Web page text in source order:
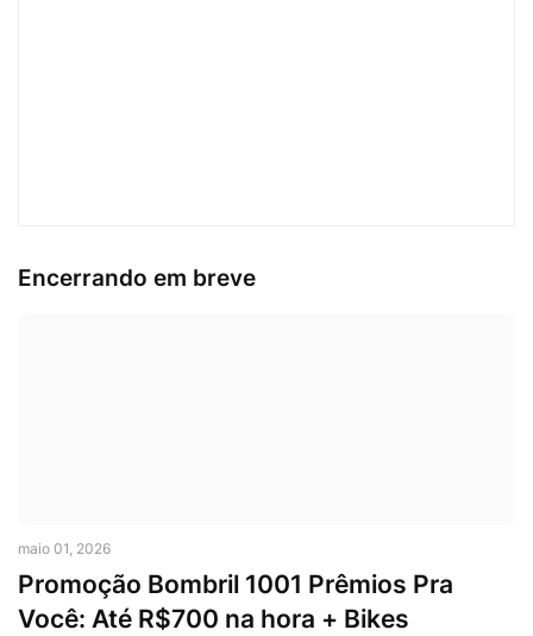
Encerrando em breve
maio 01, 2026
Promoção Bombril 1001 Prêmios Pra
Você: Até R$700 na hora + Bikes